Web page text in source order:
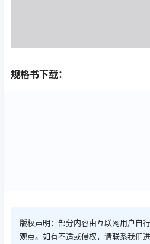
规格书下载：
版权声明：部分内容由互联网用户自
观点。如有不适或侵权，请联系我们